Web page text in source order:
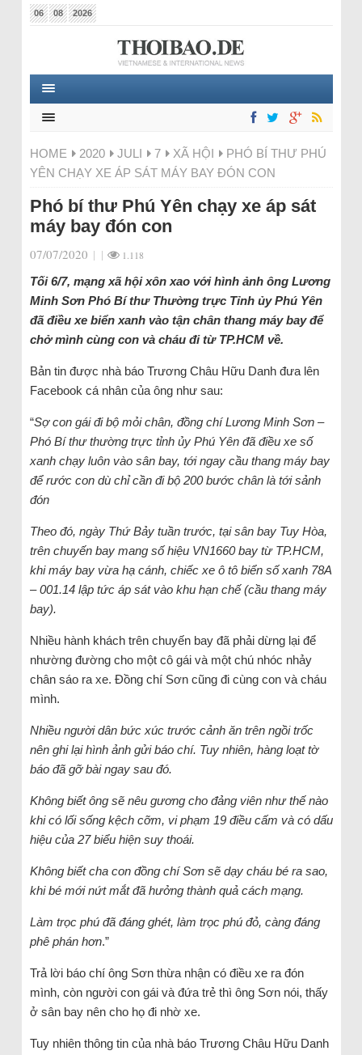
06 08 2026
HOME 2020 JULI 7 XÃ HỘI
PHÓ BÍ THƯ PHÚ
YÊN CHẠY XE ÁP SÁT MÁY BAY ĐÓN CON
Phó bí thư Phú Yên chạy xe áp sát
máy bay đón con
07/07/2020 | | 1.118
Tối 6/7, mạng xã hội xôn xao với hình ảnh ông Lương
Minh Sơn Phó Bí thư Thường trực Tỉnh ủy Phú Yên
đã điều xe biển xanh vào tận chân thang máy bay để
chở mình cùng con và cháu đi từ TP.HCM về.
Bản tin được nhà báo Trương Châu Hữu Danh đưa lên
Facebook cá nhân của ông như sau:
“Sợ con gái đi bộ mỏi chân, đồng chí Lương Minh Sơn –
Phó Bí thư thường trực tỉnh ủy Phú Yên đã điều xe số
xanh chạy luôn vào sân bay, tới ngay cầu thang máy bay
để rước con dù chỉ cần đi bộ 200 bước chân là tới sảnh
đón
Theo đó, ngày Thứ Bảy tuần trước, tại sân bay Tuy Hòa,
trên chuyến bay mang số hiệu VN1660 bay từ TP.HCM,
khi máy bay vừa hạ cánh, chiếc xe ô tô biển số xanh 78A
– 001.14 lập tức áp sát vào khu hạn chế (cầu thang máy
bay).
Nhiều hành khách trên chuyến bay đã phải dừng lại để
nhường đường cho một cô gái và một chú nhóc nhảy
chân sáo ra xe. Đồng chí Sơn cũng đi cùng con và cháu
mình.
Nhiều người dân bức xúc trước cảnh ăn trên ngồi trốc
nên ghi lại hình ảnh gửi báo chí. Tuy nhiên, hàng loạt tờ
báo đã gỡ bài ngay sau đó.
Không biết ông sẽ nêu gương cho đảng viên như thế nào
khi có lối sống kệch cỡm, vi phạm 19 điều cấm và có dấu
hiệu của 27 biểu hiện suy thoái.
Không biết cha con đồng chí Sơn sẽ dạy cháu bé ra sao,
khi bé mới nứt mắt đã hưởng thành quả cách mạng.
Làm trọc phú đã đáng ghét, làm trọc phú đỏ, càng đáng
phê phán hơn.”
Trả lời báo chí ông Sơn thừa nhận có điều xe ra đón
mình, còn người con gái và đứa trẻ thì ông Sơn nói, thấy
ở sân bay nên cho họ đi nhờ xe.
Tuy nhiên thông tin của nhà báo Trương Châu Hữu Danh